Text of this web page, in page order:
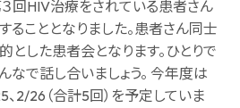
３回HIV治療をされている患者さん
こととなりました。患者さん同士
した患者会となります。ひとりで
なで話し合いましょう。 今年度は
、2/26（合計5回）を予定していま